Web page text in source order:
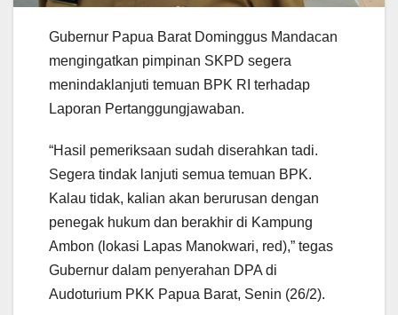
Gubernur Papua Barat Dominggus Mandacan
mengingatkan pimpinan SKPD segera
menindaklanjuti temuan BPK RI terhadap
Laporan Pertanggungjawaban.
“Hasil pemeriksaan sudah diserahkan tadi.
Segera tindak lanjuti semua temuan BPK.
Kalau tidak, kalian akan berurusan dengan
penegak hukum dan berakhir di Kampung
Ambon (lokasi Lapas Manokwari, red),” tegas
Gubernur dalam penyerahan DPA di
Audoturium PKK Papua Barat, Senin (26/2).